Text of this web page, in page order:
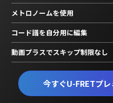
今すぐU-FRETプ
メトロノームを使用
コード譜を自分用に編集
動画プラスでスキップ制限なし